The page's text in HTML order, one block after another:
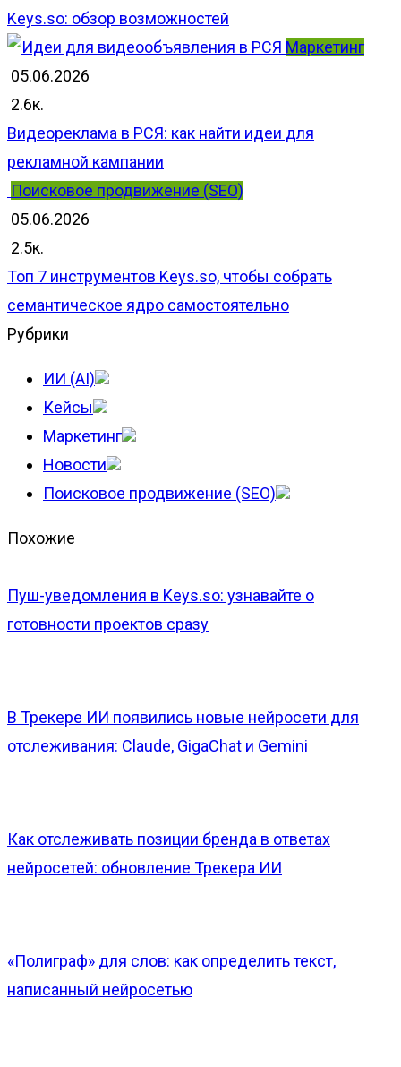
Keys.so: обзор возможностей
Маркетинг
05.06.2026
2.6к.
Видеореклама в РСЯ: как найти идеи для
рекламной кампании
Поисковое продвижение (SEO)
05.06.2026
2.5к.
Топ 7 инструментов Keys.so, чтобы собрать
семантическое ядро самостоятельно
Рубрики
ИИ (AI)
Кейсы
Маркетинг
Новости
Поисковое продвижение (SEO)
Похожие
Пуш-уведомления в Keys.so: узнавайте о
готовности проектов сразу
В Трекере ИИ появились новые нейросети для
отслеживания: Claude, GigaChat и Gemini
Как отслеживать позиции бренда в ответах
нейросетей: обновление Трекера ИИ
«Полиграф» для слов: как определить текст,
написанный нейросетью